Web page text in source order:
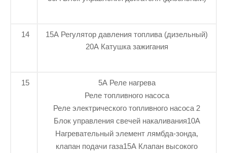
14
15А Регулятор давления топлива (дизельный)
20А Катушка зажигания
15
5А Реле нагрева
Реле топливного насоса
Реле электрического топливного насоса 2
Блок управления свечей накаливания10А
Нагревательный элемент лямбда-зонда,
клапан подачи газа15А Клапан высокого